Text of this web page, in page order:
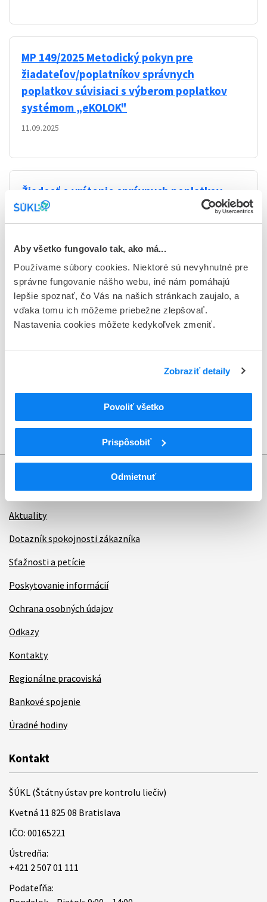
Aby všetko fungovalo tak, ako má...
Používame súbory cookies. Niektoré sú nevyhnutné pre
správne fungovanie nášho webu, iné nám pomáhajú
lepšie spoznať, čo Vás na našich stránkach zaujalo, a
vďaka tomu ich môžeme priebežne zlepšovať.
Nastavenia cookies môžete kedykoľvek zmeniť.
Zobraziť detaily
Povoliť všetko
Prispôsobiť
Odmietnuť
MP 149/2025 Metodický pokyn pre
žiadateľov/poplatníkov správnych
poplatkov súvisiaci s výberom poplatkov
systémom „eKOLOK"
11.09.2025
Žiadosť o vrátenie správnych poplatkov
03.09.2024
Správne poplatky - ukončenie úhrady
správnych poplatkov cez aplikáciu eVAR k
31. 08. 2024
28.02.2023—Nezaradené
Sadzobník výkonov a služieb
Aktuality
Dotazník spokojnosti zákazníka
Sťažnosti a petície
Poskytovanie informácií
Ochrana osobných údajov
Odkazy
Kontakty
Regionálne pracoviská
Bankové spojenie
Úradné hodiny
Kontakt
ŠÚKL (Štátny ústav pre kontrolu liečiv)
Kvetná 11 825 08 Bratislava
IČO: 00165221
Ústredňa:
+421 2 507 01 111
Podateľňa: